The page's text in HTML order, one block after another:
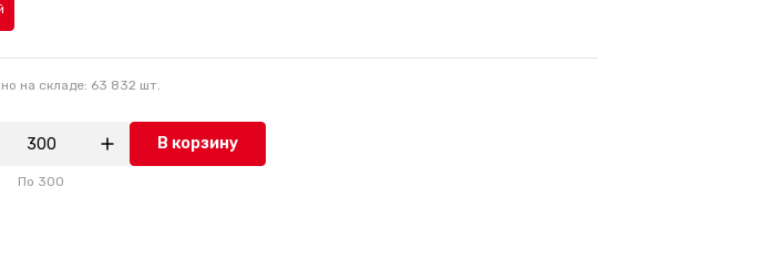
на складе: 63 832 шт.
По 300
В корзину